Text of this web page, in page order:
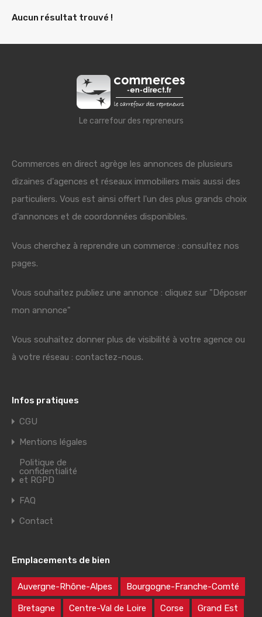
Aucun résultat trouvé !
Le carrefour des repreneurs
Commerces en direct agrège les annonces de plusieurs
dizaines d'agences et réseaux immobiliers mais aussi des
particuliers. Vous est ainsi offert l'un des plus grands choix
d'annonces et de coordonnées disponibles.
Vous cherchez à reprendre un commerce : consultez nos
pages.
Vous souhaitez publiez une annonce : cliquez sur "Déposer
mon annonce"
Vous souhaitez donner plus de visibilité à votre agence ou
à votre réseau : contactez-nous.
Infos pratiques
CGU
Mentions légales
Politique de
confidentialité
et RGPD
FAQ
Contact
Emplacements de bien
Auvergne-Rhône-Alpes Bourgogne-Franche-Comté
Bretagne Centre-Val de Loire Corse Grand Est